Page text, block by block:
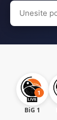
Search
for:
BiG 1